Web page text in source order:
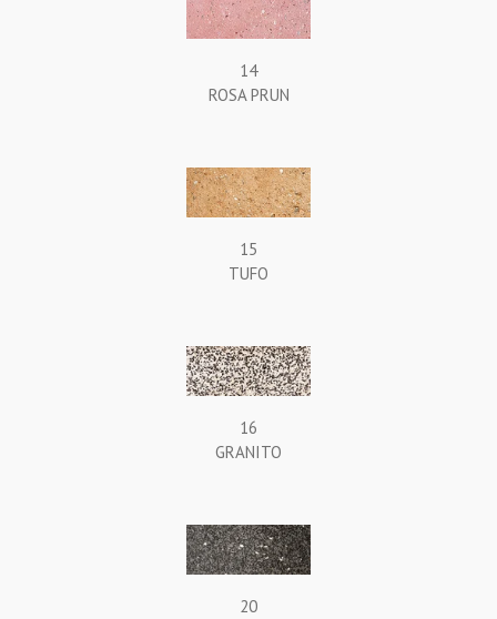
14
ROSA PRUN
15
TUFO
16
GRANITO
20